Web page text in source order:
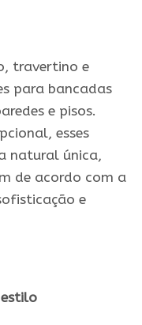
travertino e
para bancadas
e pisos.
esses
natural única,
de acordo com a
e